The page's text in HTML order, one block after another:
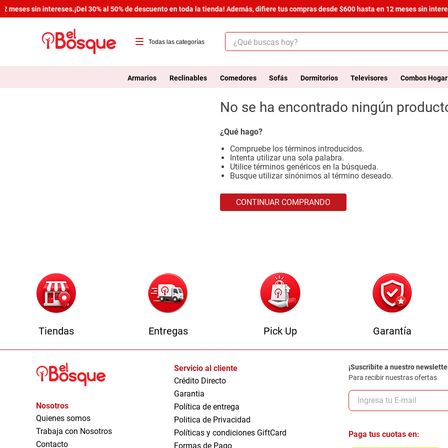
meses sin intereses.¡Del 30% al 50% de descuento en toda la tienda! Además, difiere tus compras desde $600 hasta en 12 meses sin
¿Qué buscas hoy?
Armarios Reclinables Comedores Sofás Dormitorios Televisores Combos Hogar
No se ha encontrado ningún
¿Qué hago?
Compruebe los términos introducidos.
Intenta utilizar una sola palabra.
Utilice términos genéricos en la búsqueda.
Busque utilizar sinónimos al término deseado.
CONTINUAR COMPRANDO
Tiendas Entregas Pick Up Garantía
Nosotros
Quienes somos
Trabaja con Nosotros
Contacto
Servicio al cliente
Crédito Directo
Garantia
Política de entrega
Politica de Privacidad
Políticas y condiciones GiftCard
Formas de Pago
¡Suscribite a nuestro
Para recibir nuestras ofertas
Paga tus cuotas en:
1.
salas
3
cómoda estilo
4.
comedor
5.
zapatera
6.
armario lux
cama
havana master